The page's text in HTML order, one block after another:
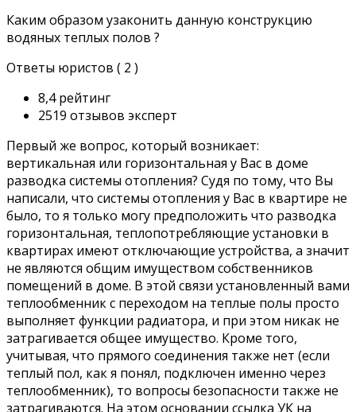
Каким образом узаконить данную конструкцию
водяных теплых полов ?
Ответы юристов ( 2 )
8,4 рейтинг
2519 отзывов эксперт
Первый же вопрос, который возникает:
вертикальная или горизонтальная у Вас в доме
разводка системы отопления? Судя по тому, что Вы
написали, что системы отопления у Вас в квартире не
было, то я только могу предположить что разводка
горизонтальная, теплопотребляющие установки в
квартирах имеют отключающие устройства, а значит
не являются общим имуществом собственников
помещений в доме. В этой связи установленный вами
теплообменник с переходом на теплые полы просто
выполняет функции радиатора, и при этом никак не
затрагивается общее имущество. Кроме того,
учитывая, что прямого соединения также нет (если
теплый пол, как я понял, подключен именно через
теплообменник), то вопросы безопасности также не
затрагиваются. На этом основании ссылка УК на